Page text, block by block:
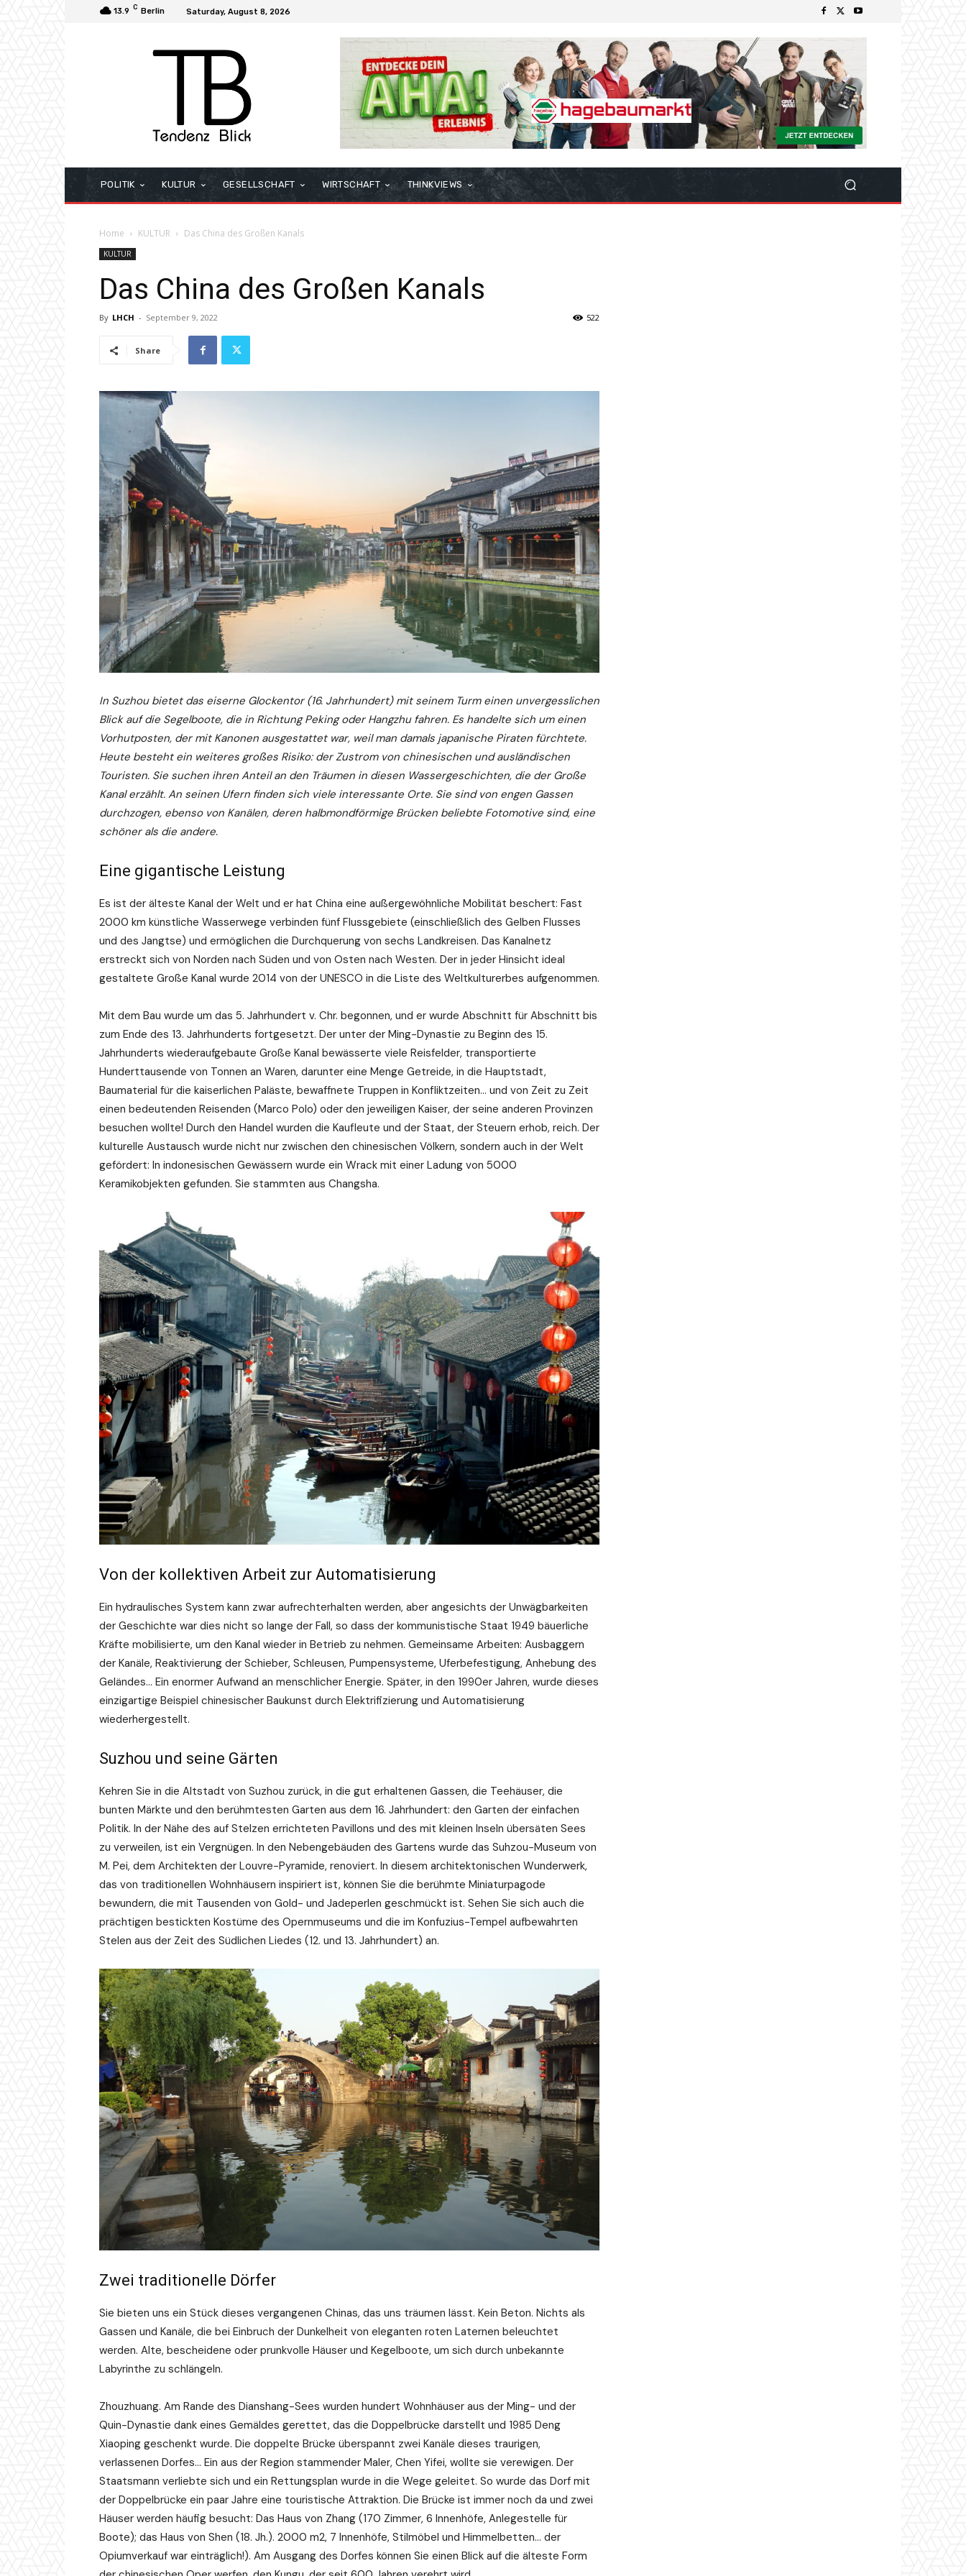
13.9 C Berlin Saturday, August 8, 2026
POLITIK KULTUR GESELLSCHAFT WIRTSCHAFT THINKVIEWS
Home KULTUR Das China des Großen Kanals
KULTUR
Das China des Großen Kanals
By LHCH - September 9, 2022 522
Share
In Suzhou bietet das eiserne Glockentor (16. Jahrhundert) mit seinem Turm einen unvergesslichen
Blick auf die Segelboote, die in Richtung Peking oder Hangzhu fahren. Es handelte sich um einen
Vorhutposten, der mit Kanonen ausgestattet war, weil man damals japanische Piraten fürchtete.
Heute besteht ein weiteres großes Risiko: der Zustrom von chinesischen und ausländischen
Touristen. Sie suchen ihren Anteil an den Träumen in diesen Wassergeschichten, die der Große
Kanal erzählt. An seinen Ufern finden sich viele interessante Orte. Sie sind von engen Gassen
durchzogen, ebenso von Kanälen, deren halbmondförmige Brücken beliebte Fotomotive sind, eine
schöner als die andere.
Eine gigantische Leistung
Es ist der älteste Kanal der Welt und er hat China eine außergewöhnliche Mobilität beschert: Fast
2000 km künstliche Wasserwege verbinden fünf Flussgebiete (einschließlich des Gelben Flusses
und des Jangtse) und ermöglichen die Durchquerung von sechs Landkreisen. Das Kanalnetz
erstreckt sich von Norden nach Süden und von Osten nach Westen. Der in jeder Hinsicht ideal
gestaltete Große Kanal wurde 2014 von der UNESCO in die Liste des Weltkulturerbes aufgenommen.
Mit dem Bau wurde um das 5. Jahrhundert v. Chr. begonnen, und er wurde Abschnitt für Abschnitt bis
zum Ende des 13. Jahrhunderts fortgesetzt. Der unter der Ming-Dynastie zu Beginn des 15.
Jahrhunderts wiederaufgebaute Große Kanal bewässerte viele Reisfelder, transportierte
Hunderttausende von Tonnen an Waren, darunter eine Menge Getreide, in die Hauptstadt,
Baumaterial für die kaiserlichen Paläste, bewaffnete Truppen in Konfliktzeiten… und von Zeit zu Zeit
einen bedeutenden Reisenden (Marco Polo) oder den jeweiligen Kaiser, der seine anderen Provinzen
besuchen wollte! Durch den Handel wurden die Kaufleute und der Staat, der Steuern erhob, reich. Der
kulturelle Austausch wurde nicht nur zwischen den chinesischen Völkern, sondern auch in der Welt
gefördert: In indonesischen Gewässern wurde ein Wrack mit einer Ladung von 5000
Keramikobjekten gefunden. Sie stammten aus Changsha.
Von der kollektiven Arbeit zur Automatisierung
Ein hydraulisches System kann zwar aufrechterhalten werden, aber angesichts der Unwägbarkeiten
der Geschichte war dies nicht so lange der Fall, so dass der kommunistische Staat 1949 bäuerliche
Kräfte mobilisierte, um den Kanal wieder in Betrieb zu nehmen. Gemeinsame Arbeiten: Ausbaggern
der Kanäle, Reaktivierung der Schieber, Schleusen, Pumpensysteme, Uferbefestigung, Anhebung des
Geländes… Ein enormer Aufwand an menschlicher Energie. Später, in den 1990er Jahren, wurde dieses
einzigartige Beispiel chinesischer Baukunst durch Elektrifizierung und Automatisierung
wiederhergestellt.
Suzhou und seine Gärten
Kehren Sie in die Altstadt von Suzhou zurück, in die gut erhaltenen Gassen, die Teehäuser, die
bunten Märkte und den berühmtesten Garten aus dem 16. Jahrhundert: den Garten der einfachen
Politik. In der Nähe des auf Stelzen errichteten Pavillons und des mit kleinen Inseln übersäten Sees
zu verweilen, ist ein Vergnügen. In den Nebengebäuden des Gartens wurde das Suhzou-Museum von
M. Pei, dem Architekten der Louvre-Pyramide, renoviert. In diesem architektonischen Wunderwerk,
das von traditionellen Wohnhäusern inspiriert ist, können Sie die berühmte Miniaturpagode
bewundern, die mit Tausenden von Gold- und Jadeperlen geschmückt ist. Sehen Sie sich auch die
prächtigen bestickten Kostüme des Opernmuseums und die im Konfuzius-Tempel aufbewahrten
Stelen aus der Zeit des Südlichen Liedes (12. und 13. Jahrhundert) an.
Zwei traditionelle Dörfer
Sie bieten uns ein Stück dieses vergangenen Chinas, das uns träumen lässt. Kein Beton. Nichts als
Gassen und Kanäle, die bei Einbruch der Dunkelheit von eleganten roten Laternen beleuchtet
werden. Alte, bescheidene oder prunkvolle Häuser und Kegelboote, um sich durch unbekannte
Labyrinthe zu schlängeln.
Zhouzhuang. Am Rande des Dianshang-Sees wurden hundert Wohnhäuser aus der Ming- und der
Quin-Dynastie dank eines Gemäldes gerettet, das die Doppelbrücke darstellt und 1985 Deng
Xiaoping geschenkt wurde. Die doppelte Brücke überspannt zwei Kanäle dieses traurigen,
verlassenen Dorfes… Ein aus der Region stammender Maler, Chen Yifei, wollte sie verewigen. Der
Staatsmann verliebte sich und ein Rettungsplan wurde in die Wege geleitet. So wurde das Dorf mit
der Doppelbrücke ein paar Jahre eine touristische Attraktion. Die Brücke ist immer noch da und zwei
Häuser werden häufig besucht: Das Haus von Zhang (170 Zimmer, 6 Innenhöfe, Anlegestelle für
Boote); das Haus von Shen (18. Jh.). 2000 m2, 7 Innenhöfe, Stilmöbel und Himmelbetten… der
Opiumverkauf war einträglich!). Am Ausgang des Dorfes können Sie einen Blick auf die älteste Form